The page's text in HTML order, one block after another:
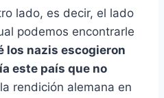
lado, es decir, el lado
podemos encontrarle
los nazis escogieron
este país que no
rendición alemana en